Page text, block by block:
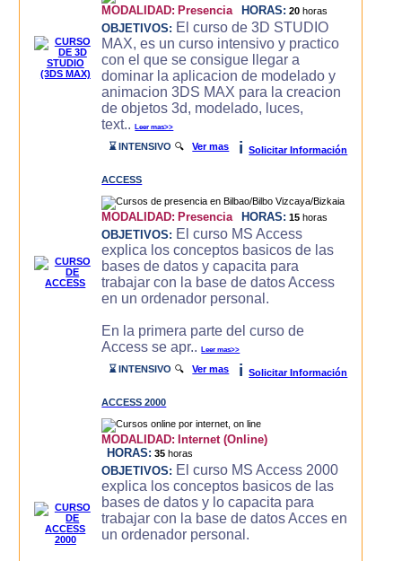
MODALIDAD: Presencia HORAS: 20 horas
OBJETIVOS: El curso de 3D STUDIO
MAX, es un curso intensivo y practico
con el que se consigue llegar a
dominar la aplicacion de modelado y
animacion 3DS MAX para la creacion
de objetos 3d, modelado, luces,
text..Leer mas>>
⌛ INTENSIVO 🔍Ver mas i Solicitar Información
ACCESS
MODALIDAD: Presencia HORAS: 15 horas
OBJETIVOS: El curso MS Access
explica los conceptos basicos de las
bases de datos y capacita para
trabajar con la base de datos Access
en un ordenador personal.
En la primera parte del curso de
Access se apr..Leer mas>>
⌛ INTENSIVO 🔍Ver mas i Solicitar Información
ACCESS 2000
MODALIDAD: Internet (Online)
HORAS: 35 horas
OBJETIVOS: El curso MS Access 2000
explica los conceptos basicos de las
bases de datos y lo capacita para
trabajar con la base de datos Acces en
un ordenador personal.